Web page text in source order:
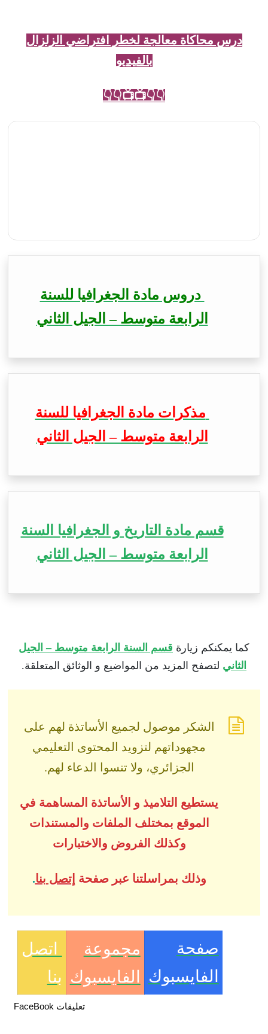
درس محاكاة معالجة لخطر افتراضي الزلزال
بالفيديو
👇👇📺📺👇👇
دروس مادة الجغرافيا للسنة
الرابعة متوسط – الجيل الثاني
مذكرات مادة الجغرافيا للسنة
الرابعة متوسط – الجيل الثاني
قسم مادة التاريخ و الجغرافيا السنة
الرابعة متوسط – الجيل الثاني
كما يمكنكم زيارة قسم السنة الرابعة متوسط – الجيل
الثاني لتصفح المزيد من المواضيع و الوثائق المتعلقة.
الشكر موصول لجميع الأساتذة لهم على
مجهوداتهم لتزويد المحتوى التعليمي
الجزائري، ولا تنسوا الدعاء لهم.
يستطيع التلاميذ و الأساتذة المساهمة في
الموقع بمختلف الملفات والمستندات
وكذلك الفروض والاختبارات
وذلك بمراسلتنا عبر صفحة إتصل بنا.
صفحة
الفايسبوك
مجموعة
الفايسبوك
اتصل
بنا
تعليقات FaceBook